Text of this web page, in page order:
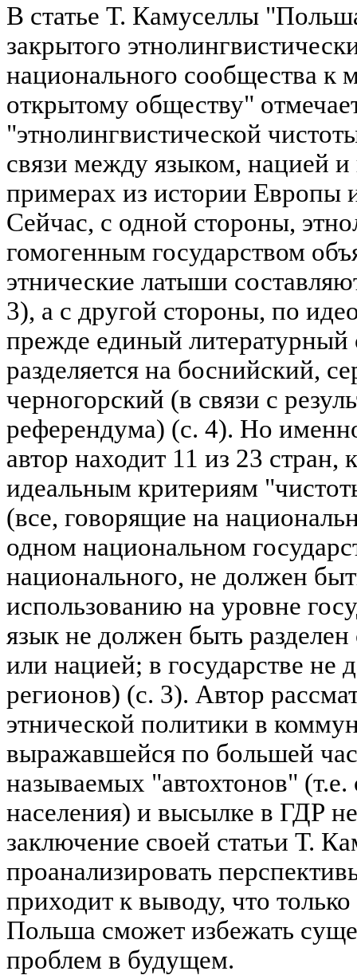
В статье Т. Камуселлы
закрытого
национального сообщества к
открытому обществу"
"этнолингвистической
связи между языком, нацией и
примерах из истории Европы
Сейчас, с одной стороны,
гомогенным государством
этнические латыши
3), а с другой стороны, по
прежде единый литературный
разделяется на боснийский,
черногорский (в связи с
референдума) (с. 4). Но
автор находит 11 из 23
идеальным критериям
(все, говорящие на
одном национальном
национального, не должен
использованию на уровне
язык не должен быть
или нацией; в государстве
регионов) (с. 3). Автор
этнической политики в
выражавшейся по большей
называемых "автохтонов" (т.е.
населения) и высылке в ГДР
заключение своей статьи Т.
проанализировать
приходит к выводу, что
Польша сможет избежать
проблем в будущем.